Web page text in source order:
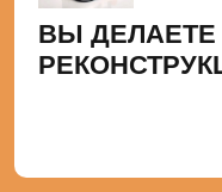
ВЫ ДЕЛАЕТЕ